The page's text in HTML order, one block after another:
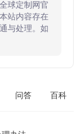
球定制网官
站内容存在
与处理。如
问答 百科